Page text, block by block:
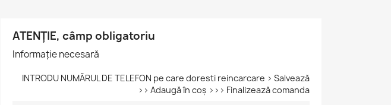
ATENȚIE, câmp obligatoriu
Informație necesară
INTRODU NUMĂRUL DE TELEFON pe care doresti reincarcare > Salvează
>> Adaugă în coș >>> Finalizează comanda